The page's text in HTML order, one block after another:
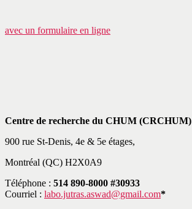
avec un formulaire en ligne
Centre de recherche du CHUM (CRCHUM)
900 rue St-Denis, 4e & 5e étages,
Montréal (QC) H2X0A9
Téléphone : 514 890-8000 #30933
Courriel : labo.jutras.aswad@gmail.com*